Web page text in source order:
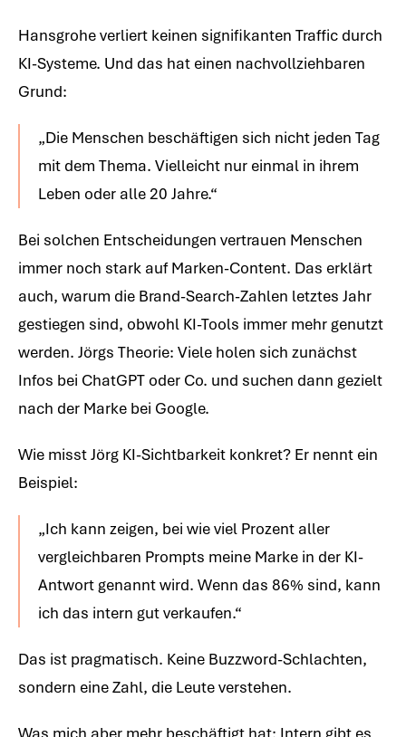
Hansgrohe verliert keinen signifikanten Traffic durch
KI-Systeme. Und das hat einen nachvollziehbaren
Grund:
„Die Menschen beschäftigen sich nicht jeden Tag
mit dem Thema. Vielleicht nur einmal in ihrem
Leben oder alle 20 Jahre.“
Bei solchen Entscheidungen vertrauen Menschen
immer noch stark auf Marken-Content. Das erklärt
auch, warum die Brand-Search-Zahlen letztes Jahr
gestiegen sind, obwohl KI-Tools immer mehr genutzt
werden. Jörgs Theorie: Viele holen sich zunächst
Infos bei ChatGPT oder Co. und suchen dann gezielt
nach der Marke bei Google.
Wie misst Jörg KI-Sichtbarkeit konkret? Er nennt ein
Beispiel:
„Ich kann zeigen, bei wie viel Prozent aller
vergleichbaren Prompts meine Marke in der KI-
Antwort genannt wird. Wenn das 86% sind, kann
ich das intern gut verkaufen.“
Das ist pragmatisch. Keine Buzzword-Schlachten,
sondern eine Zahl, die Leute verstehen.